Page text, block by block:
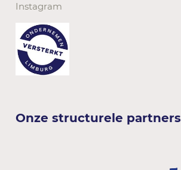
Instagram
Onze structurele partners